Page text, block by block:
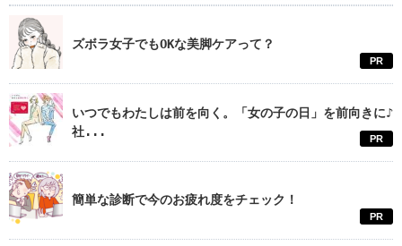
ズボラ女子でもOKな美脚ケアって？
PR
いつでもわたしは前を向く。「女の子の日」を前向きに♪
社...
PR
簡単な診断で今のお疲れ度をチェック！
PR